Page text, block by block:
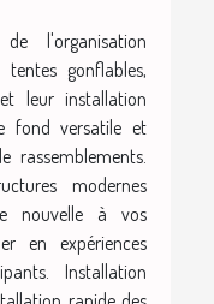
l'organisation
gonflables,
leur installation
fond versatile et
modernes
nouvelle à vos
en expériences
Installation